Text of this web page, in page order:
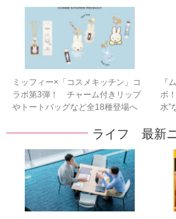
ミッフィー×「コスメキッチン」コ
ラボ第3弾！ チャーム付きリップ
やトートバッグなど全18種登場へ
『
ボ
水”
ライフ 最新